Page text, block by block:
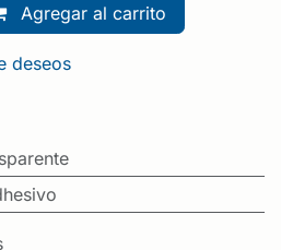
Agregar al carrito
deseos